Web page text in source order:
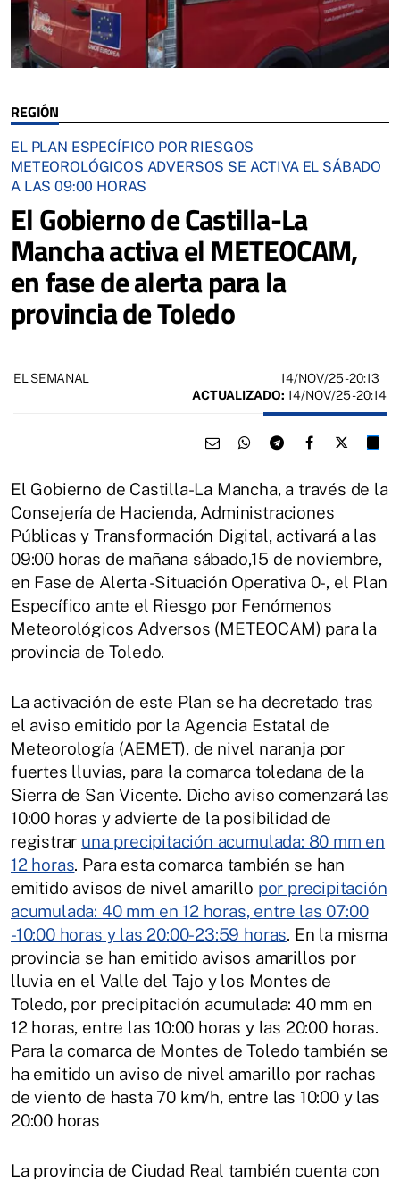
REGIÓN
EL PLAN ESPECÍFICO POR RIESGOS
METEOROLÓGICOS ADVERSOS SE ACTIVA EL SÁBADO
A LAS 09:00 HORAS
El Gobierno de Castilla-La
Mancha activa el METEOCAM,
en fase de alerta para la
provincia de Toledo
EL SEMANAL 14/NOV/25- 20:13
ACTUALIZADO: 14/NOV/25 - 20:14
El Gobierno de Castilla-La Mancha, a través de la
Consejería de Hacienda, Administraciones
Públicas y Transformación Digital, activará a las
09:00 horas de mañana sábado,15 de noviembre,
en Fase de Alerta -Situación Operativa 0-, el Plan
Específico ante el Riesgo por Fenómenos
Meteorológicos Adversos (METEOCAM) para la
provincia de Toledo.
La activación de este Plan se ha decretado tras
el aviso emitido por la Agencia Estatal de
Meteorología (AEMET), de nivel naranja por
fuertes lluvias, para la comarca toledana de la
Sierra de San Vicente. Dicho aviso comenzará las
10:00 horas y advierte de la posibilidad de
registrar una precipitación acumulada: 80 mm en
12 horas. Para esta comarca también se han
emitido avisos de nivel amarillo por precipitación
acumulada: 40 mm en 12 horas, entre las 07:00
-10:00 horas y las 20:00-23:59 horas. En la misma
provincia se han emitido avisos amarillos por
lluvia en el Valle del Tajo y los Montes de
Toledo, por precipitación acumulada: 40 mm en
12 horas, entre las 10:00 horas y las 20:00 horas.
Para la comarca de Montes de Toledo también se
ha emitido un aviso de nivel amarillo por rachas
de viento de hasta 70 km/h, entre las 10:00 y las
20:00 horas
La provincia de Ciudad Real también cuenta con